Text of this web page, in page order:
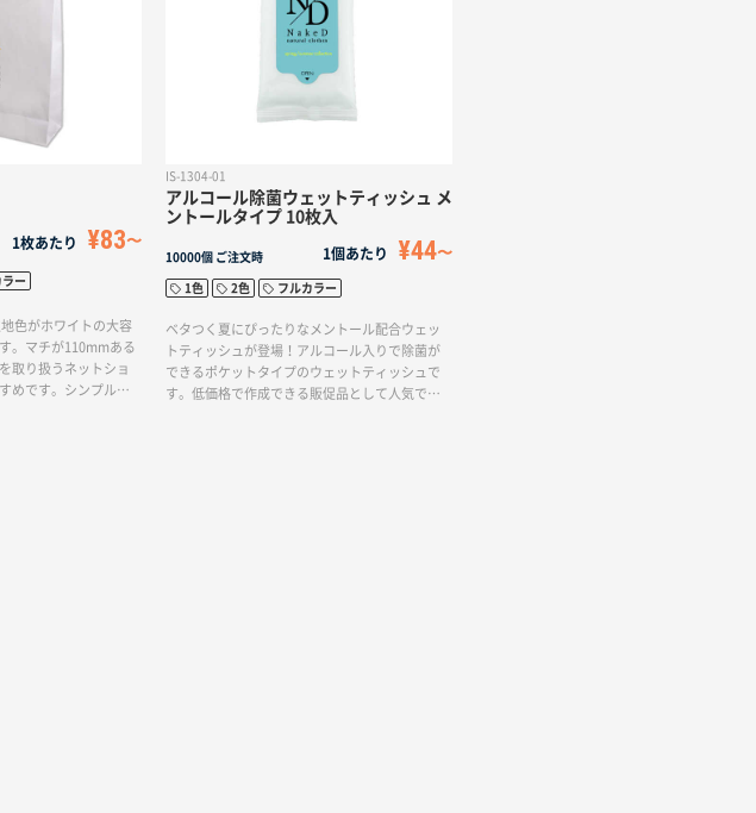
ます。
1枚あたり ¥83
ラー
色がホワイトの大容
。マチが110mmある
取り扱うネットショ
めです。シンプルな
IS-1304-01
アルコール除菌ウェットティッシュ メ
ントールタイプ 10枚入
10000個 ご注文時 1個あたり ¥44
1色 2色 フルカラー
ベタつく夏にぴったりなメントール配合ウェッ
トティッシュが登場！アルコール入りで除菌が
できるポケットタイプのウェットティッシュで
す。低価格で作成できる販促品として人気で